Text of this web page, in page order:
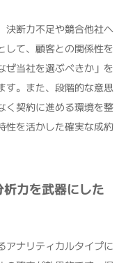
決断力不足や競合他社へ
して、顧客との関係性を
ぜ当社を選ぶべきか」を
す。また、段階的な意思
く契約に進める環境を整
性を活かした確実な成約
力を武器にした
アナリティカルタイプに